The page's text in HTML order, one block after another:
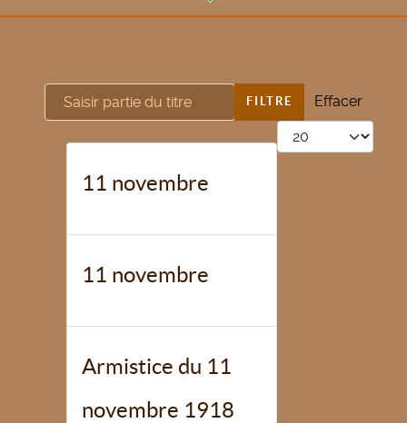
Saisir partie du titre FILTRE
Effacer
Afficher #
11 novembre
11 novembre
Armistice du 11
novembre 1918